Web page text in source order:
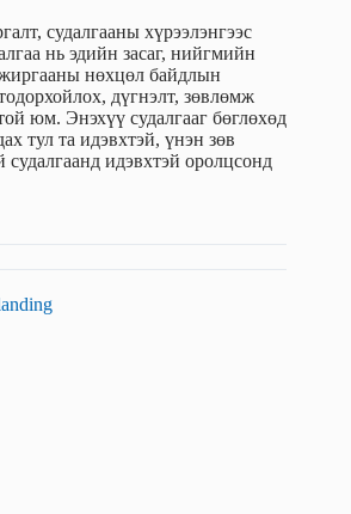
судалгааны хүрээлэнгээс
нь эдийн засаг, нийгмийн
нөхцөл байдлын
дүгнэлт, зөвлөмж
юм. Энэхүү судалгааг бөглөхөд
тул та идэвхтэй, үнэн зөв
идэвхтэй оролцсонд